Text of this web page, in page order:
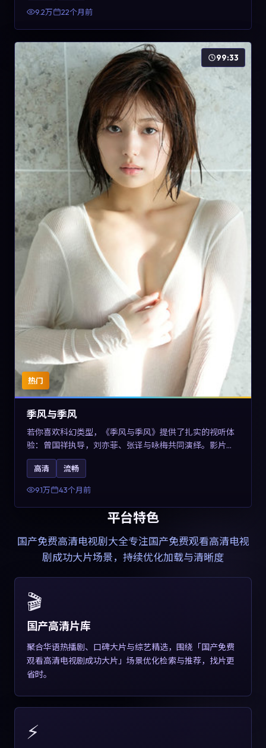
比参考。
9.2万 22个月前
热门
99:33
季风与季风
若你喜欢科幻类型，《季风与季风》提供了扎实的视听体
验：曾国祥执导，刘亦菲、张译与咏梅共同演绎。影片
2023年于西班牙上映，内容在有限空间内完成高密度的戏
剧冲突，关键词包含高清流畅、人物关系与情节反转，适
合检索「2023科幻」「西班牙电影」的用户。
高清 流畅
9.1万 43个月前
平台特色
国产免费高清电视剧大全专注国产免费观看高清电视
剧成功大片场景，持续优化加载与清晰度
🎬
国产高清片库
聚合华语热播剧、口碑大片与综艺精选，围绕「国产免费
观看高清电视剧成功大片」场景优化检索与推荐，找片更
省时。
⚡